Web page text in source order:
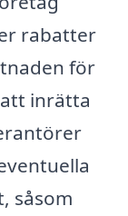
rabatter
för
inrätta
såsom